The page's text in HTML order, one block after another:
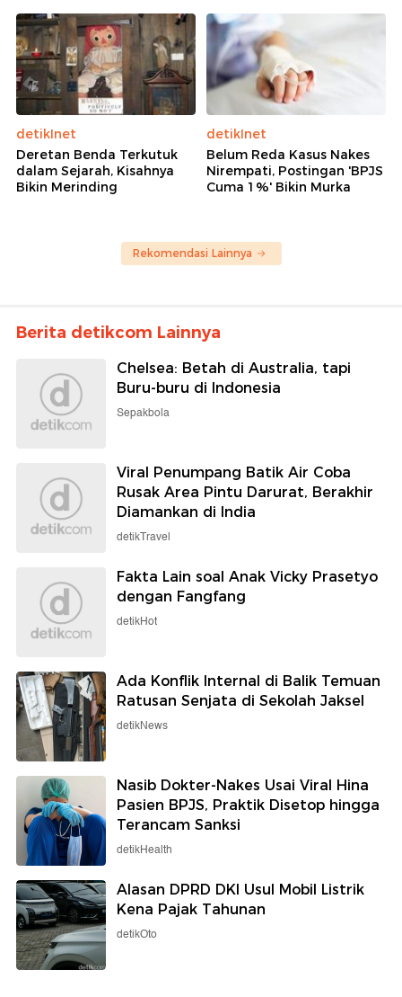
detikInet
Deretan Benda Terkutuk
dalam Sejarah, Kisahnya
Bikin Merinding
detikInet
Belum Reda Kasus Nakes
Nirempati, Postingan 'BPJS
Cuma 1%' Bikin Murka
Rekomendasi Lainnya
Berita detikcom Lainnya
Chelsea: Betah di Australia, tapi
Buru-buru di Indonesia
Sepakbola
Viral Penumpang Batik Air Coba
Rusak Area Pintu Darurat, Berakhir
Diamankan di India
detikTravel
Fakta Lain soal Anak Vicky Prasetyo
dengan Fangfang
detikHot
Ada Konflik Internal di Balik Temuan
Ratusan Senjata di Sekolah Jaksel
detikNews
Nasib Dokter-Nakes Usai Viral Hina
Pasien BPJS, Praktik Disetop hingga
Terancam Sanksi
detikHealth
Alasan DPRD DKI Usul Mobil Listrik
Kena Pajak Tahunan
detikOto